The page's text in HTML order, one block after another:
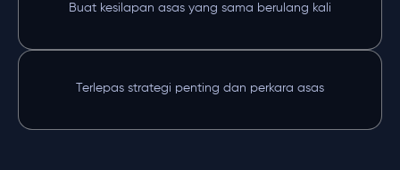
Buat kesilapan asas yang sama berulang kali
Terlepas strategi penting dan perkara asas